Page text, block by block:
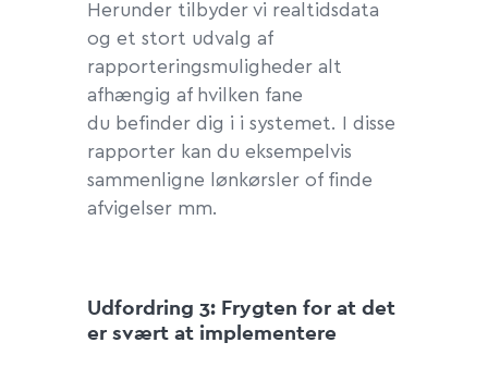
Herunder tilbyder vi realtidsdata
og et stort udvalg af
rapporteringsmuligheder alt
afhængig af hvilken fane
du befinder dig i i systemet. I disse
rapporter kan du eksempelvis
sammenligne lønkørsler of finde
afvigelser mm.
Udfordring 3: Frygten for at det
er svært at implementere